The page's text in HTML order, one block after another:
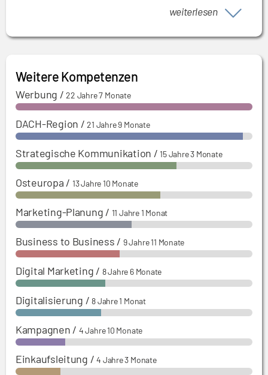
das sie gerne in den Dienst ihrer Auftraggeber stellt.
weiterlesen
Weitere Kompetenzen
Werbung /22 Jahre 7 Monate
DACH-Region /21 Jahre 9 Monate
Strategische Kommunikation /15 Jahre 3 Monate
Osteuropa / 13 Jahre 10 Monate
Marketing-Planung / 11 Jahre 1 Monat
Business to Business / 9 Jahre 11 Monate
Digital Marketing / 8 Jahre 6 Monate
Digitalisierung /8 Jahre 1 Monat
Kampagnen / 4 Jahre 10 Monate
Einkaufsleitung /4 Jahre 3 Monate